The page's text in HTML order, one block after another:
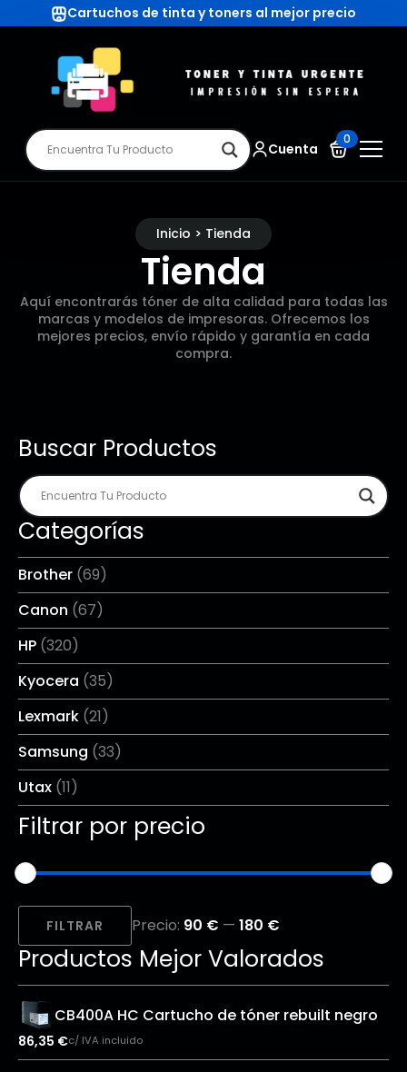
Cartuchos de tinta y toners al mejor precio
Cuenta
0
Inicio > Tienda
Tienda
Aquí encontrarás tóner de alta calidad para todas las
marcas y modelos de impresoras. Ofrecemos los
mejores precios, envío rápido y garantía en cada
compra.
Buscar Productos
Categorías
Brother (69)
Canon (67)
HP (320)
Kyocera (35)
Lexmark (21)
Samsung (33)
Utax (11)
Filtrar por precio
Precio
mínimo
Precio
máximo
FILTRAR Precio: 90 € — 180 €
Productos Mejor Valorados
CB400A HC Cartucho de tóner rebuilt negro
86,35 €c/ IVA incluido